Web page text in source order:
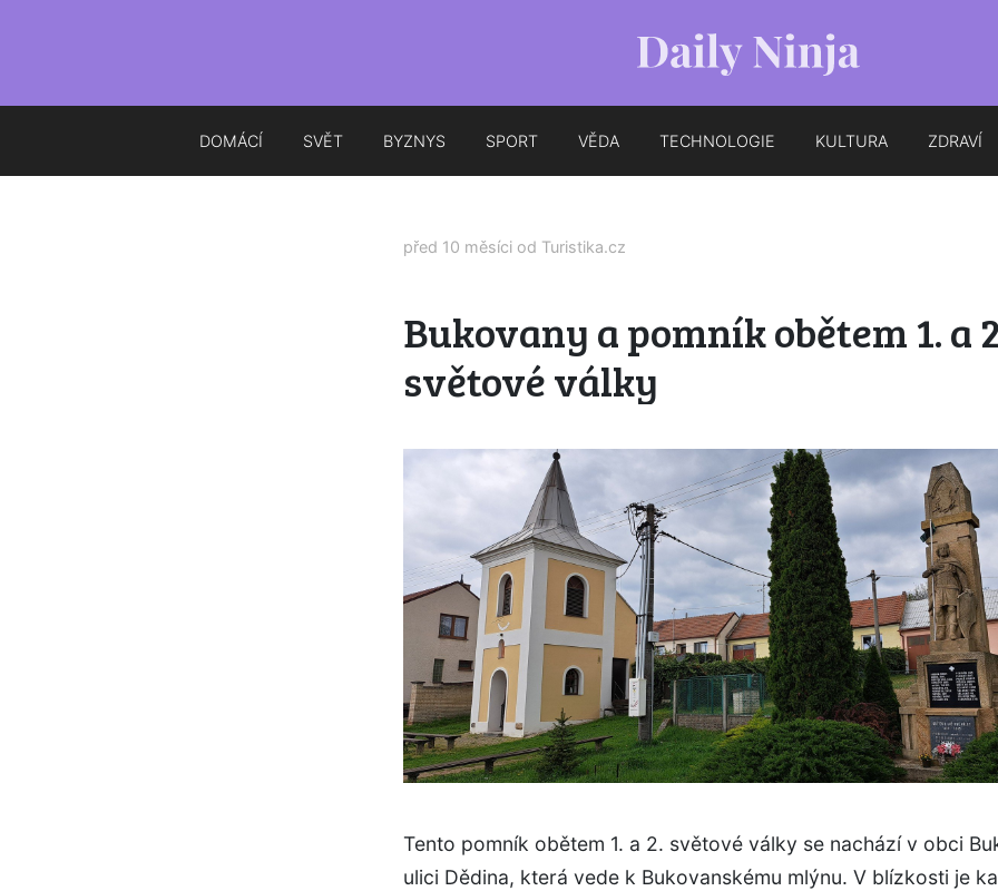
DOMÁCÍ SVĚT BYZNYS SPORT VĚDA TECHNOLOGIE KULTURA ZDRAVÍ
před 10 měsíci od Turistika.cz
Bukovany a pomník obětem 1. a
světové války
Tento pomník obětem 1. a 2. světové války se nachází v obci
ulici Dědina, která vede k Bukovanskému mlýnu. V blízkosti je